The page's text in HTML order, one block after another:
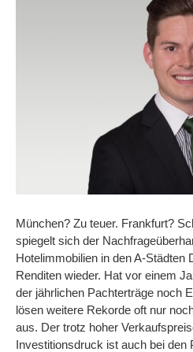
München? Zu teuer. Frankfurt?
spiegelt sich der
Hotelimmobilien in den A-Städten
Renditen wieder. Hat vor einem
der jährlichen Pachterträge noch
lösen weitere Rekorde oft nur
aus. Der trotz hoher
Investitionsdruck ist auch bei den